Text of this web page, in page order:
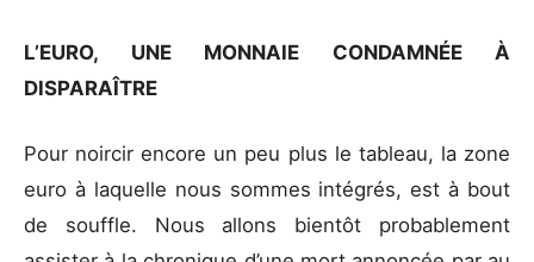
L’EURO, UNE MONNAIE CONDAMNÉE À
DISPARAÎTRE
Pour noircir encore un peu plus le tableau, la zone
euro à laquelle nous sommes intégrés, est à bout
de souffle. Nous allons bientôt probablement